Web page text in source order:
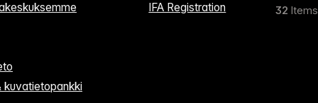
32 Items
kuvatietopankki
IFA Registration